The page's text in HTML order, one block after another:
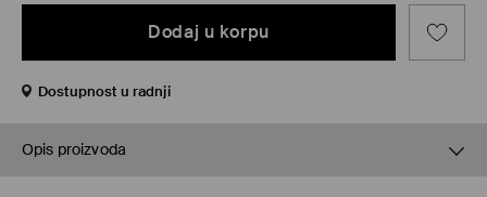
Dodaj u korpu
Dostupnost u radnji
Opis proizvoda